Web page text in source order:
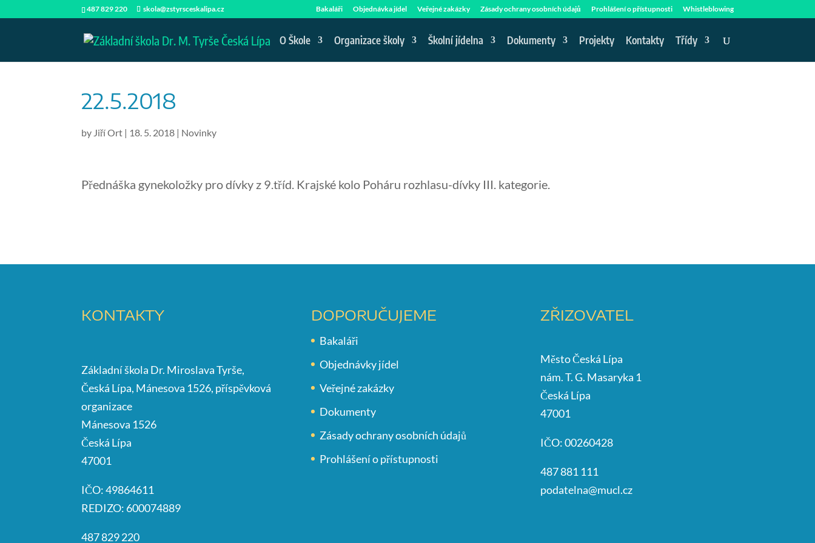
487 829 220 skola@zstyrsceskalipa.cz Bakaláři Objednávka jídel Veřejné zakázky Zásady ochrany osobních údajů Prohlášení o přístupnosti Whistleblowing
O Škole Organizace školy Školní jídelna Dokumenty Projekty Kontakty Třídy
22.5.2018
by Jiří Ort | 18. 5. 2018 | Novinky
Přednáška gynekoložky pro dívky z 9.tříd. Krajské kolo Poháru rozhlasu-dívky III. kategorie.
KONTAKTY
Základní škola Dr. Miroslava Tyrše,
Česká Lípa, Mánesova 1526, příspěvková
organizace
Mánesova 1526
Česká Lípa
47001
IČO: 49864611
REDIZO: 600074889
487 829 220
DOPORUČUJEME
Bakaláři
Objednávky jídel
Veřejné zakázky
Dokumenty
Zásady ochrany osobních údajů
Prohlášení o přístupnosti
ZŘIZOVATEL
Město Česká Lípa
nám. T. G. Masaryka 1
Česká Lípa
47001
IČO: 00260428
487 881 111
podatelna@mucl.cz